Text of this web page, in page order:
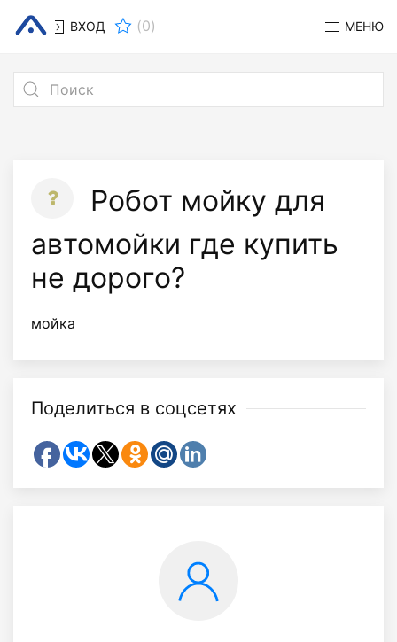
ВХОД (0) МЕНЮ
Робот мойку для
автомойки где купить
не дорого?
мойка
Поделиться в соцсетях